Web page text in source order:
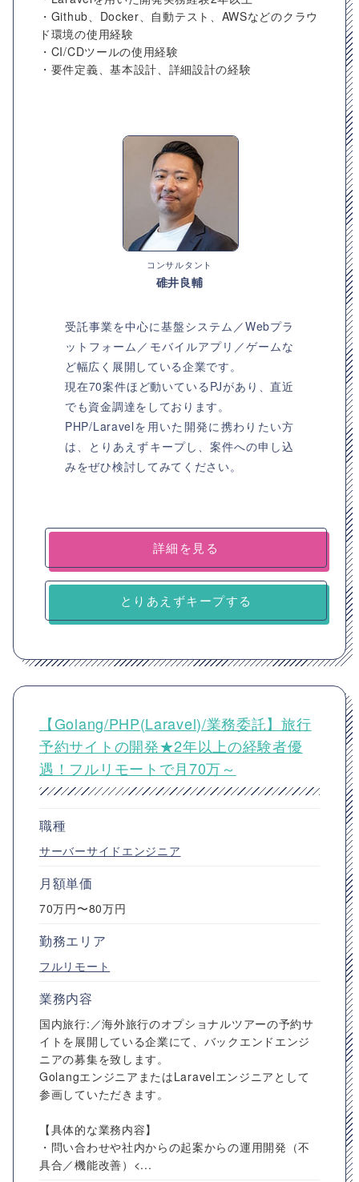
・Github、Docker、自動テスト、AWSなどのクラウ
ド環境の使用経験
・CI/CDツールの使用経験
・要件定義、基本設計、詳細設計の経験
コンサルタント
碓井良輔
受託事業を中心に基盤システム／Webプラ
ットフォーム／モバイルアプリ／ゲームな
ど幅広く展開している企業です。
現在70案件ほど動いているPJがあり、直近
でも資金調達をしております。
PHP/Laravelを用いた開発に携わりたい方
は、とりあえずキープし、案件への申し込
みをぜひ検討してみてください。
詳細を見る
とりあえずキープする
【Golang/PHP(Laravel)/業務委託】旅行
予約サイトの開発★2年以上の経験者優
遇！フルリモートで月70万～
職種
サーバーサイドエンジニア
月額単価
70万円〜80万円
勤務エリア
フルリモート
業務内容
国内旅行:／海外旅行のオプショナルツアーの予約サ
イトを展開している企業にて、バックエンドエンジ
ニアの募集を致します。
GolangエンジニアまたはLaravelエンジニアとして
参画していただきます。
【具体的な業務内容】
・問い合わせや社内からの起案からの運用開発（不
具合／機能改善）<...